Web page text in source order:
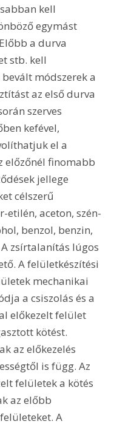
kell
egymást
a durva
stb. kell
módszerek a
az első durva
szerves
kefével,
el a
előzőnél finomabb
jellege
célszerű
aceton, szén-
benzol, benzin,
zsírtalanítás lúgos
A felületkészítési
mechanikai
a csiszolás és a
előkezelt felület
kötést.
az előkezelés
is függ. Az
felületek a kötés
az előbb
A